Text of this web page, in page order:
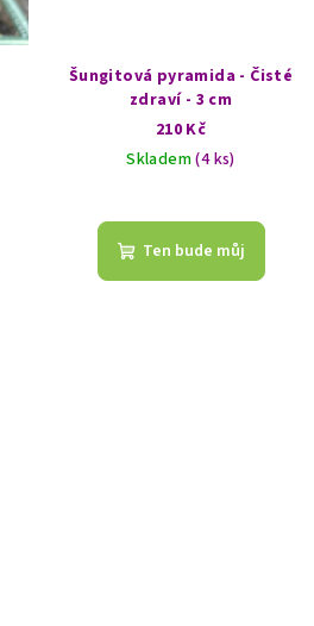
Šungitová pyramida - Čisté
zdraví - 3 cm
210 Kč
Skladem(4 ks)
hodnocení
produktu
Ten bude můj